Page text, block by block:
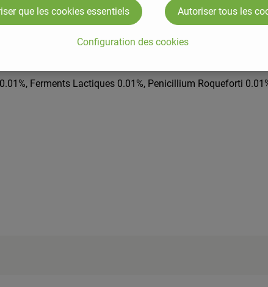
Ferments Lactiques 0.01%, Penicillium Roqueforti
Configuration des cookies
que les cookies essentiels Autoriser tous les